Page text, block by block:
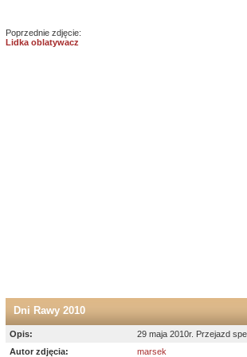
Poprzednie zdjęcie:
Lidka oblatywacz
Dni Rawy 2010
Opis:
29 maja 2010r. Przejazd
Autor zdjęcia:
marsek